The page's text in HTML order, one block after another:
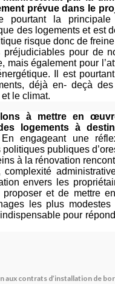
prévue dans le
pourtant la
des logements et est
risque donc de
pour de
mais également pour
Il est
déjà en- deçà
le climat.
à mettre en
logements à
En engageant une
publiques
à la rénovation
complexité
envers les
et de mettre
les plus
pour
contrats d’installation de